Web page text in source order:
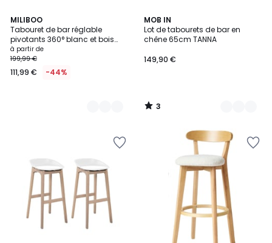
MILIBOO
Tabouret de bar réglable
pivotants 360° blanc et bois
clair GARBO
à partir de
199,99 €
111,99 € -44%
2
Couleurs
MOB IN
Lot de tabourets de bar en
chêne 65cm TANNA
149,90 €
3
/
5
2
Couleurs
3
/